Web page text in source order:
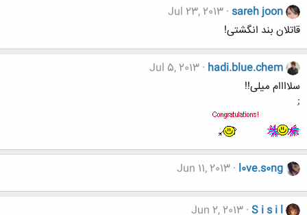
sareh joon
Jul 23, 2013
قاتلان بند انگشتی!
hadi.blue.chem
Jul 5, 2013
سلاااام میلی!!
:ِ
l0ve.s0ng
Jun 11, 2013
S i s i l
Jun 2, 2013